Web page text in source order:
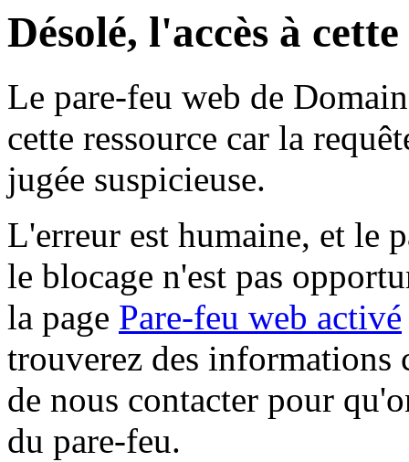
Désolé, l'accès à
Le pare-feu web de
cette ressource car la
jugée suspicieuse.
L'erreur est humaine, et le
le blocage n'est pas
la page Pare-feu web activé
trouverez des informations
de nous contacter pour
du pare-feu.